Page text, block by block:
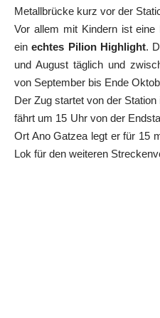
Metallbrücke kurz vor der
Vor allem mit Kindern ist
einechtes Pilion Highlight.
und August täglich und
von September bis Ende
Der Zug startet von der
fährt um 15 Uhr von der
Ort Ano Gatzea legt er für 15
Lok für den weiteren